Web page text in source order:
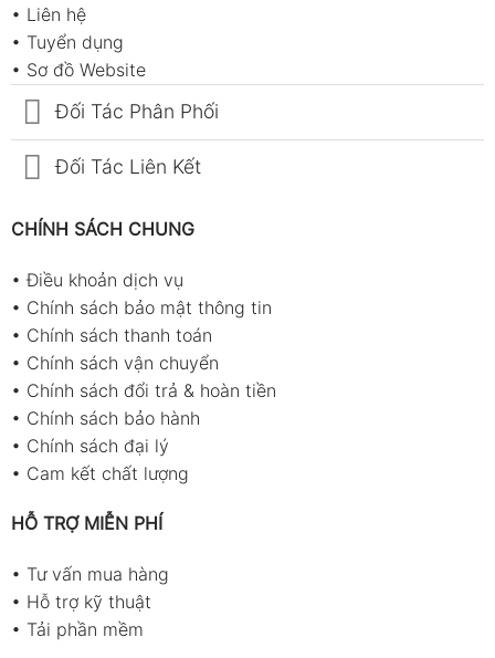
• Liên hệ
• Tuyển dụng
• Sơ đồ Website
Đối Tác Phân Phối
Đối Tác Liên Kết
CHÍNH SÁCH CHUNG
•Điều khoản dịch vụ
• Chính sách bảo mật thông tin
• Chính sách thanh toán
• Chính sách vận chuyển
• Chính sách đổi trả & hoàn tiền
• Chính sách bảo hành
• Chính sách đại lý
• Cam kết chất lượng
HỖ TRỢ MIỄN PHÍ
• Tư vấn mua hàng
• Hỗ trợ kỹ thuật
• Tải phần mềm